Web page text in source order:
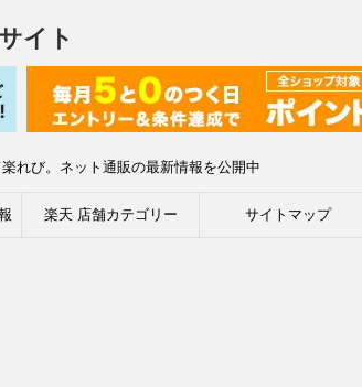
イト
れび。ネット通販の最新情報を公開中
楽天 店舗カテゴリー サイトマップ